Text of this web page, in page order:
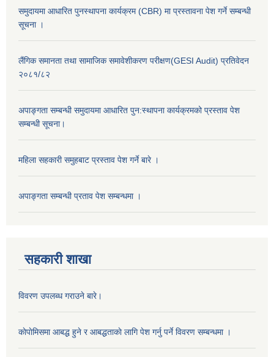
समुदायमा आधारित पुनस्थापना कार्यक्रम (CBR) मा प्रस्तावना पेश गर्ने सम्बन्धी
सूचना ।
लैंगिक समानता तथा सामाजिक समावेशीकरण परीक्षण(GESI Audit) प्रतिवेदन
२०८१/८२
अपाङ्गता सम्बन्धी समुदायमा आधारित पुन:स्थापना कार्यक्रमको प्रस्ताव पेश
सम्बन्धी सूचना।
महिला सहकारी समुहबाट प्रस्ताव पेश गर्ने बारे ।
अपाङ्गता सम्बन्धी प्रताव पेश सम्बन्धमा ।
सहकारी शाखा
विवरण उपलब्ध गराउने बारे।
काेपाेमिसमा आबद्ध हुने र आबद्धताकाे लागि पेश गर्नु पर्ने विवरण सम्बन्धमा ।